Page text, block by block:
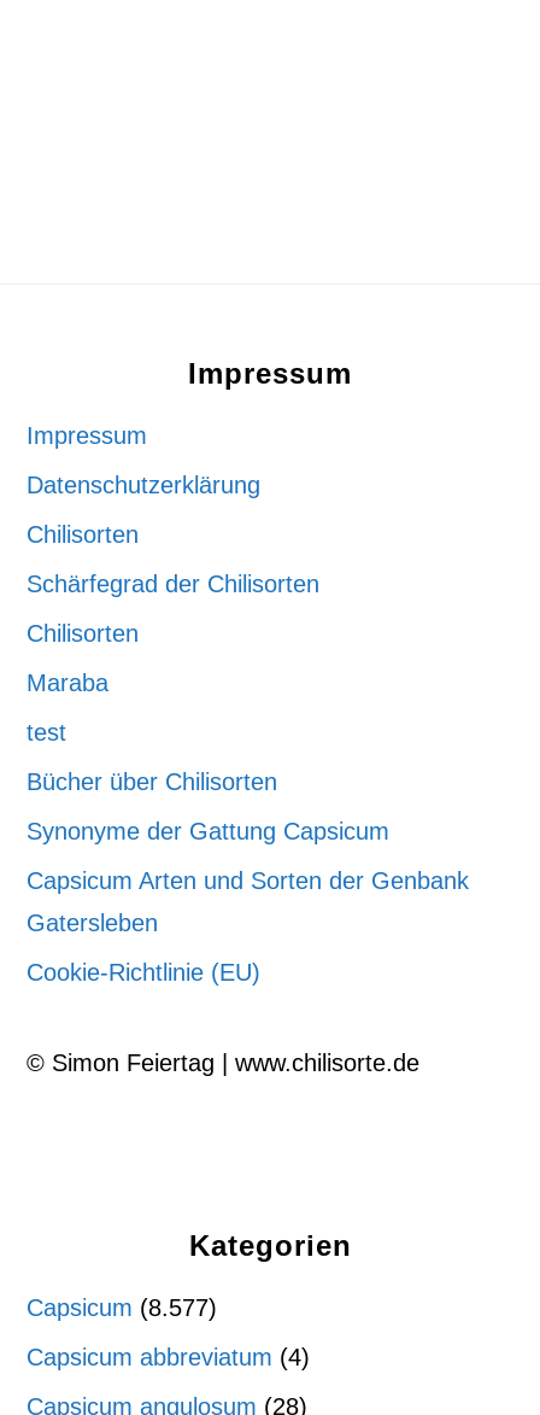
Impressum
Impressum
Datenschutzerklärung
Chilisorten
Schärfegrad der Chilisorten
Chilisorten
Maraba
test
Bücher über Chilisorten
Synonyme der Gattung Capsicum
Capsicum Arten und Sorten der Genbank
Gatersleben
Cookie-Richtlinie (EU)
© Simon Feiertag | www.chilisorte.de
Kategorien
Capsicum (8.577)
Capsicum abbreviatum (4)
Capsicum angulosum (28)